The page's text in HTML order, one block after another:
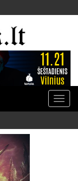
Toggle